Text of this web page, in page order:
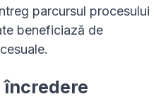
parcursul procesului
beneficiază de